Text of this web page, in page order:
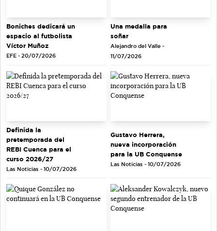
Boniches dedicará un
espacio al futbolista
Víctor Muñoz
EFE - 20/07/2026
Una medalla para
soñar
Alejandro del Valle -
11/07/2026
Definida la
pretemporada del
REBI Cuenca para el
curso 2026/27
Las Noticias - 10/07/2026
Gustavo Herrera,
nueva incorporación
para la UB Conquense
Las Noticias - 10/07/2026